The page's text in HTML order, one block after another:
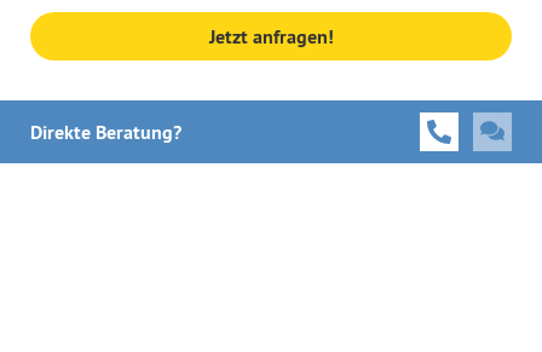
Jetzt anfragen!
Direkte Beratung?